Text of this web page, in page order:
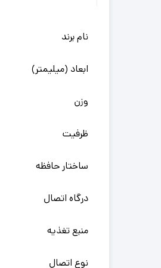
نام برند
ابعاد (میلیمتر)
وزن
ظرفیت
ساختار حافظه
درگاه اتصال
منبع تغذیه
نوع اتصال